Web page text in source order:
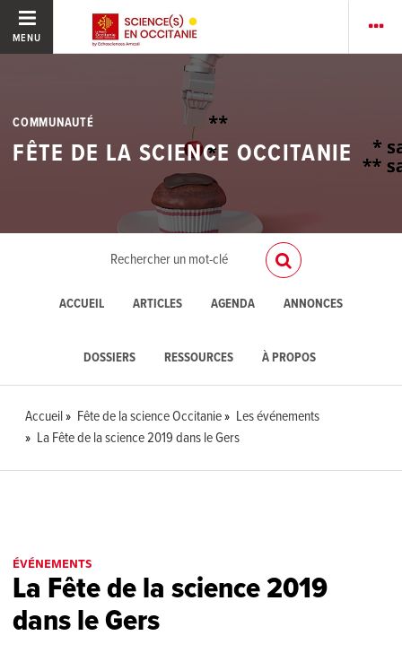
MENU
COMMUNAUTÉ
FÊTE DE LA SCIENCE OCCITANIE
ACCUEIL ARTICLES AGENDA ANNONCES
DOSSIERS RESSOURCES À PROPOS
Accueil Fête de la science Occitanie
Les événements
La Fête de la science 2019 dans le Gers
ÉVÉNEMENTS
La Fête de la science 2019
dans le Gers